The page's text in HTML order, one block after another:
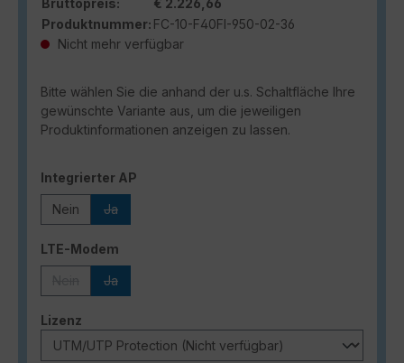
Bruttopreis:
€ 2.226,66
Produktnummer: FC-10-F40FI-950-02-36
Nicht mehr verfügbar
Bitte wählen Sie die anhand der u.s. Schaltfläche Ihre
gewünschte Variante aus, um die jeweiligen
Produktinformationen anzeigen zu lassen.
Integrierter AP
Nein Ja
LTE-Modem
Ja
Lizenz